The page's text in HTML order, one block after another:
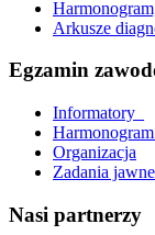
Arkusze
Egzamin
Informatory_
Harmonogram_
Organizacja
Zadania jawne
Nasi partnerzy